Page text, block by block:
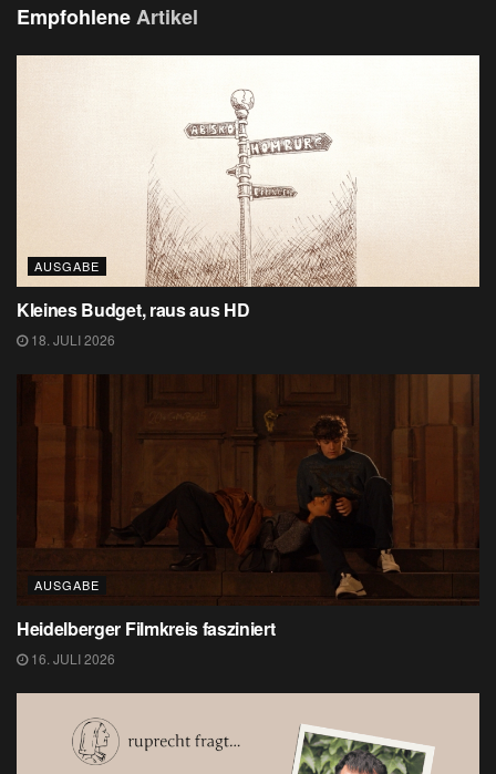
EmpfohleneArtikel
AUSGABE
Kleines Budget, raus aus HD
18. JULI 2026
AUSGABE
Heidelberger Filmkreis fasziniert
16. JULI 2026